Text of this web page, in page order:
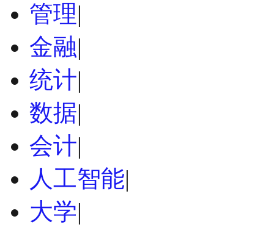
管理|
金融|
统计|
数据|
会计|
人工智能|
大学|